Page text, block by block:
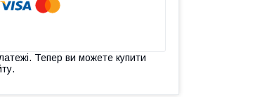
Тепер ви можете купити